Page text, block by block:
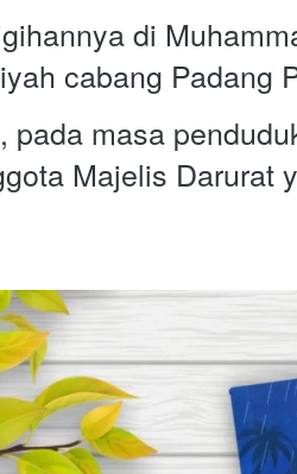
di
cabang Padang
pada masa
Majelis Darurat